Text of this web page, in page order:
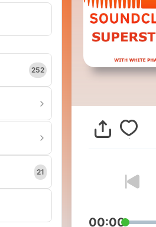
252
21
00:00